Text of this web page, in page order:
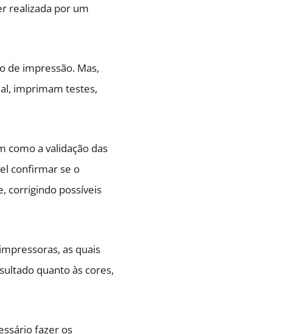
realizada por um
de impressão. Mas,
imprimam testes,
como a validação das
confirmar se o
corrigindo possíveis
as quais
quanto às cores,
fazer os